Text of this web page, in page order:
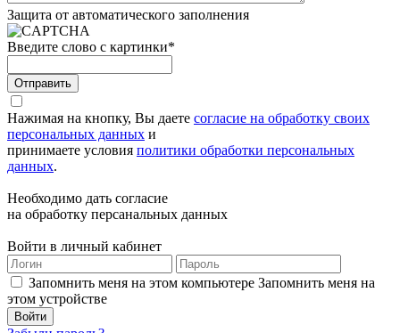
Защита от автоматического заполнения
Введите слово с картинки*
Отправить
Нажимая на кнопку, Вы даете согласие на обработку своих
персональных данных и
принимаете условия политики обработки персональных
данных.
Необходимо дать согласие
на обработку персанальных данных
Войти в личный кабинет
Запомнить меня на этом компьютере Запомнить меня на
этом устройстве